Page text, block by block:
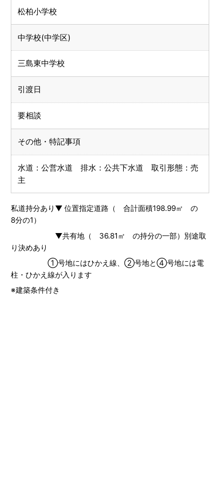
松柏小学校
中学校(中学区)
三島東中学校
引渡日
要相談
その他・特記事項
水道：公営水道 排水：公共下水道 取引形態：売
主
私道持分あり▼ 位置指定道路（ 合計面積198.99㎡ の
8分の1）
▼共有地（ 36.81㎡ の持分の一部）別途取
り決めあり
①号地にはひかえ線、②号地と④号地には電
柱・ひかえ線が入ります
※建築条件付き